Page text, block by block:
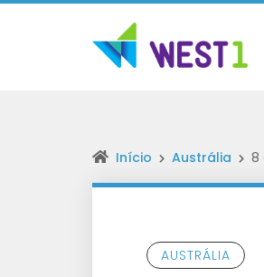
Início Austrália 8
AUSTRÁLIA